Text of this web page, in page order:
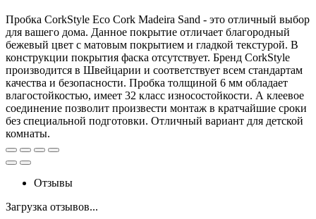
Пробка CorkStyle Eco Cork Madeira Sand - это отличный выбор
для вашего дома. Данное покрытие отличает благородный
бежевый цвет с матовым покрытием и гладкой текстурой. В
конструкции покрытия фаска отсутствует. Бренд CorkStyle
производится в Швейцарии и соответствует всем стандартам
качества и безопасности. Пробка толщиной 6 мм обладает
влагостойкостью, имеет 32 класс износостойкости. А клеевое
соединение позволит произвести монтаж в кратчайшие сроки
без специальной подготовки. Отличный вариант для детской
комнаты.
Отзывы
Загрузка отзывов...